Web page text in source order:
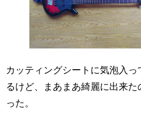
カッティングシートに気泡入っ
るけど、まあまあ綺麗に出来た
った。